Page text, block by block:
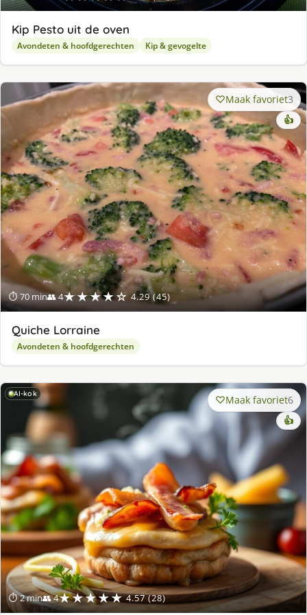
Kip Pesto uit de oven
Avondeten & hoofdgerechten Kip & gevogelte
⏱ 70 min👥 4★★★★☆ 4.29 (45)
Maak favoriet3
👍
Quiche Lorraine
Avondeten & hoofdgerechten
AI-kok
⏱ 2 min👥 4★★★★★ 4.57 (28)
Maak favoriet6
👍